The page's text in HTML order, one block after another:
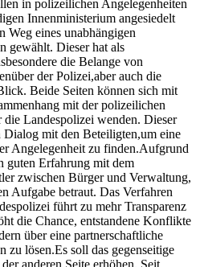
in polizeilichen Angelegenheiten
Innenministerium angesiedelt
Weg eines unabhängigen
gewählt. Dieser hat als
die Belange von
der Polizei,aber auch die
Beide Seiten können sich mit
mit der polizeilichen
Landespolizei wenden. Dieser
Dialog mit den Beteiligten,um eine
Angelegenheit zu finden.Aufgrund
guten Erfahrung mit dem
zwischen Bürger und Verwaltung,
Aufgabe betraut. Das Verfahren
führt zu mehr Transparenz
die Chance, entstandene Konflikte
über eine partnerschaftliche
lösen.Es soll das gegenseitige